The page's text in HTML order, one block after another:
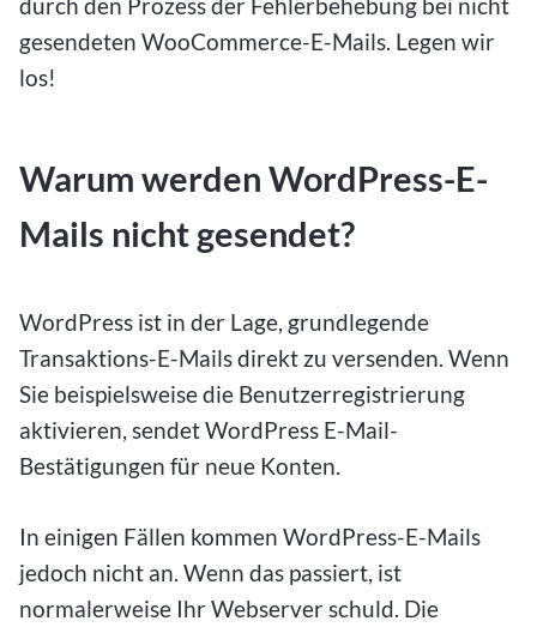
gesendeten WooCommerce-E-Mails. Legen wir
los!
Warum werden WordPress-E-
Mails nicht gesendet?
WordPress ist in der Lage, grundlegende
Transaktions-E-Mails direkt zu versenden. Wenn
Sie beispielsweise die Benutzerregistrierung
aktivieren, sendet WordPress E-Mail-
Bestätigungen für neue Konten.
In einigen Fällen kommen WordPress-E-Mails
jedoch nicht an. Wenn das passiert, ist
normalerweise Ihr Webserver schuld. Die